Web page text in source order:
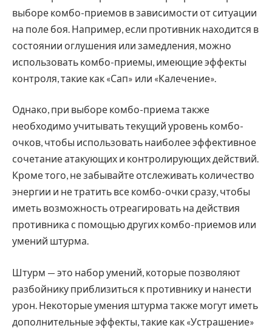
выборе комбо-приемов в зависимости от ситуации
на поле боя. Например, если противник находится в
состоянии оглушения или замедления, можно
использовать комбо-приемы, имеющие эффекты
контроля, такие как «Сап» или «Калечение».
Однако, при выборе комбо-приема также
необходимо учитывать текущий уровень комбо-
очков, чтобы использовать наиболее эффективное
сочетание атакующих и контролирующих действий.
Кроме того, не забывайте отслеживать количество
энергии и не тратить все комбо-очки сразу, чтобы
иметь возможность отреагировать на действия
противника с помощью других комбо-приемов или
умений штурма.
Штурм — это набор умений, которые позволяют
разбойнику приблизиться к противнику и нанести
урон. Некоторые умения штурма также могут иметь
дополнительные эффекты, такие как «Устрашение»